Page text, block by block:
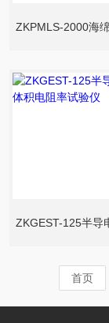
首页